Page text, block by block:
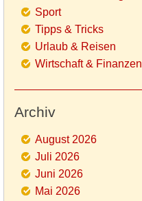
Sport
Tipps & Tricks
Urlaub & Reisen
Wirtschaft & Finanzen
Archiv
August 2026
Juli 2026
Juni 2026
Mai 2026